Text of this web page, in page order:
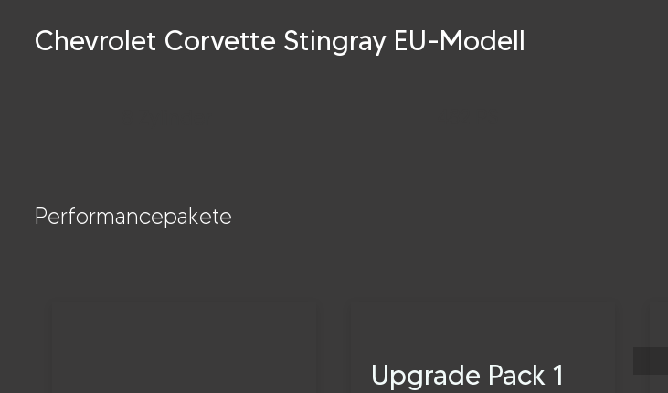
Chevrolet Corvette Stingray EU-Modell
Performancepakete
Upgrade Pack 1